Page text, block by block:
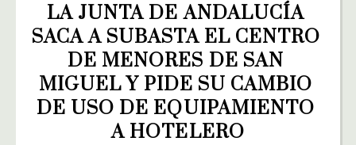
LA JUNTA DE ANDALUCÍA
SACA A SUBASTA EL CENTRO
DE MENORES DE SAN
MIGUEL Y PIDE SU CAMBIO
DE USO DE EQUIPAMIENTO
A HOTELERO